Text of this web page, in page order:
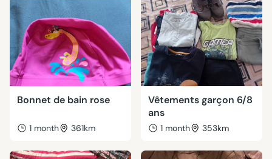
Bonnet de bain rose
1 month 361km
Vêtements garçon 6/8
ans
1 month 353km